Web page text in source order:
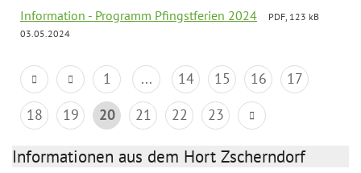
Information - Programm Pfingstferien 2024
PDF, 123 kB
03.05.2024
1 ... 14 15 16
17
18
19 20 21 22 23
Informationen aus dem Hort Zscherndorf